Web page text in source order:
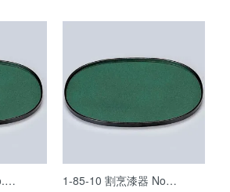
1-85-10 割烹漆器 No…